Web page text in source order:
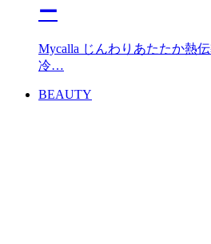
ー
Mycalla じんわりあたたか熱
冷…
BEAUTY